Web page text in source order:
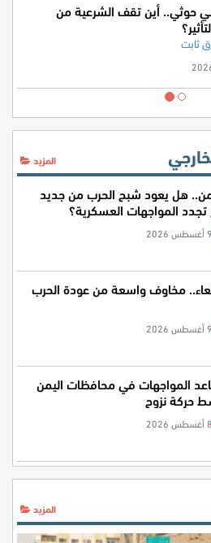
حوثي.. أين تقف الشرعية من
ثابت
المزيد
هل يعود شبح الحرب من جديد
المواجهات العسكرية؟
مخاوف واسعة من عودة الحرب
المواجهات في محافظات اليمن
حركة نزوح
المزيد